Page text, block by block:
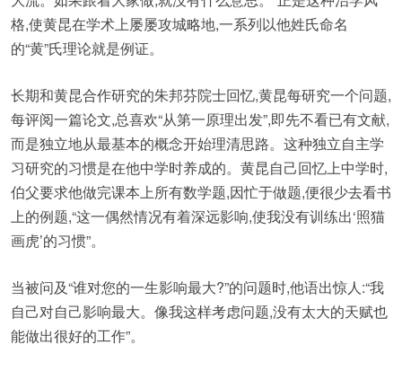
格,使黄昆在学术上屡屡攻城略地,一系列以他姓氏命名
的“黄”氏理论就是例证。
长期和黄昆合作研究的朱邦芬院士回忆,黄昆每研究一个问题,
每评阅一篇论文,总喜欢“从第一原理出发”,即先不看已有文献,
而是独立地从最基本的概念开始理清思路。这种独立自主学
习研究的习惯是在他中学时养成的。黄昆自己回忆上中学时,
伯父要求他做完课本上所有数学题,因忙于做题,便很少去看书
上的例题,“这一偶然情况有着深远影响,使我没有训练出‘照猫
画虎’的习惯”。
当被问及“谁对您的一生影响最大?”的问题时,他语出惊人:“我
自己对自己影响最大。像我这样考虑问题,没有太大的天赋也
能做出很好的工作”。